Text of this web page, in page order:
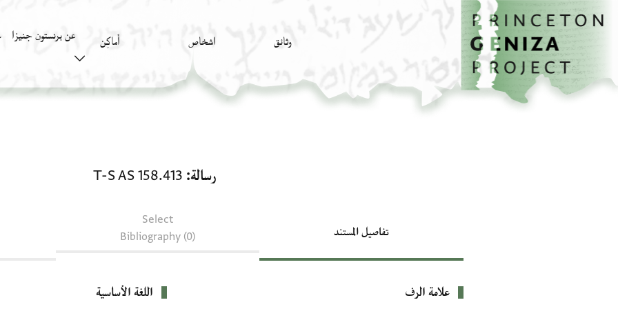
تخطي إلى المحتوى الرئيسي
الصفحة الرئيسية
وثائق اشخاص أَماكِن عن برنستون جنيزا
رسالة T-S AS 158.413
تفاصيل المستند
Select
Bibliography (0)
بيانات التعريف
علامة الرف اللغة الأساسية